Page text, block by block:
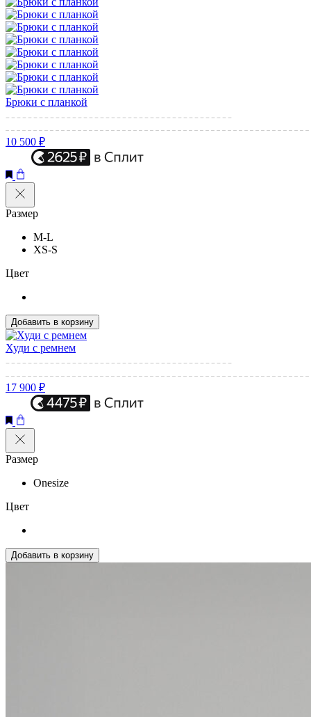
Брюки с планкой
10 500 ₽
Размер
M-L
XS-S
Цвет
Добавить в корзину
Худи с ремнем
17 900 ₽
Размер
Onesize
Цвет
Добавить в корзину